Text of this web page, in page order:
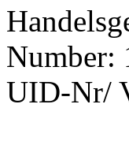
Number:
UID-Nr/